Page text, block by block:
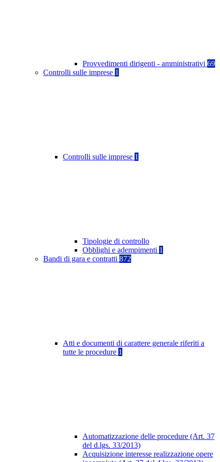
Provvedimenti dirigenti - amministrativi 69
Controlli sulle imprese 1
Controlli sulle imprese 1
Tipologie di controllo
Obblighi e adempimenti 1
Bandi di gara e contratti 872
Atti e documenti di carattere generale riferiti a
tutte le procedure 1
Automatizzazione delle procedure (Art. 37
del d.lgs. 33/2013)
Acquisizione interesse realizzazione opere